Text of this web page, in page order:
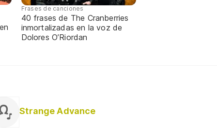
Frases de canciones
40 frases de The Cranberries
inmortalizadas en la voz de
Dolores O’Riordan
Strange Advance